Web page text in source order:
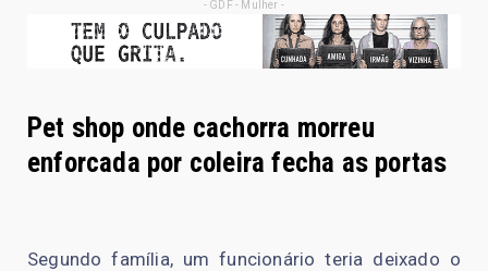
- GDF - Mulher -
Pet shop onde cachorra morreu
enforcada por coleira fecha as portas
Segundo família, um funcionário teria deixado o